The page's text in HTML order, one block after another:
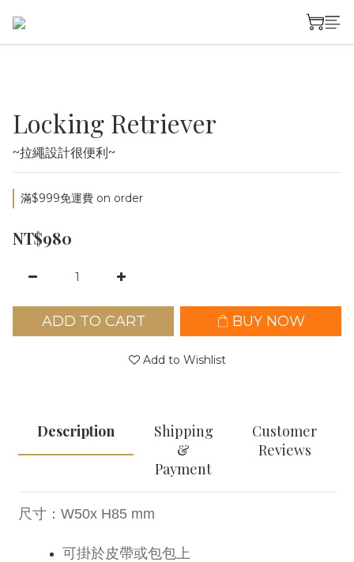
Locking Retriever
~拉繩設計很便利~
滿$999免運費 on order
NT$980
ADD TO CART BUY NOW
Add to Wishlist
Description
Shipping
&
Payment
Customer
Reviews
尺寸： W50x H85 mm
可掛於皮帶或包包上